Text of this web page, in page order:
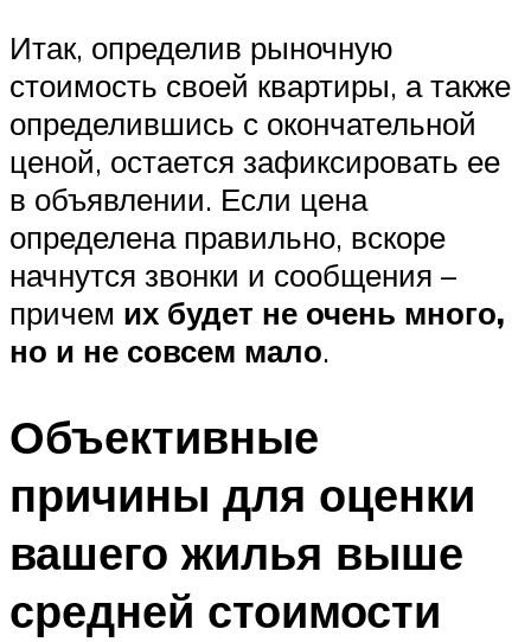
Итак, определив рыночную
стоимость своей квартиры, а также
определившись с окончательной
ценой, остается зафиксировать ее
в объявлении. Если цена
определена правильно, вскоре
начнутся звонки и сообщения –
причем их будет не очень много,
но и не совсем мало.
Объективные
причины для оценки
вашего жилья выше
средней стоимости